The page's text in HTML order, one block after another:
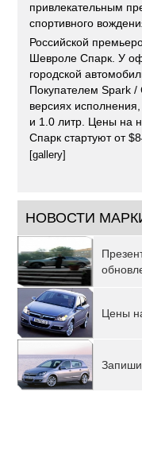
привлекательным
спортивного
Российской
Шевроле Спарк. У
городской
Покупателем Spark /
версиях
и 1.0 литр. Цены на
Спарк стартуют от
[gallery]
НОВОСТИ
Цены